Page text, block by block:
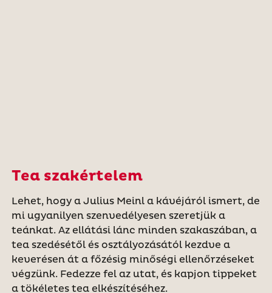
Tea szakértelem
Lehet, hogy a Julius Meinl a kávéjáról ismert, de
mi ugyanilyen szenvedélyesen szeretjük a
teánkat. Az ellátási lánc minden szakaszában, a
tea szedésétől és osztályozásától kezdve a
keverésen át a főzésig minőségi ellenőrzéseket
végzünk. Fedezze fel az utat, és kapjon tippeket
a tökéletes tea elkészítéséhez.